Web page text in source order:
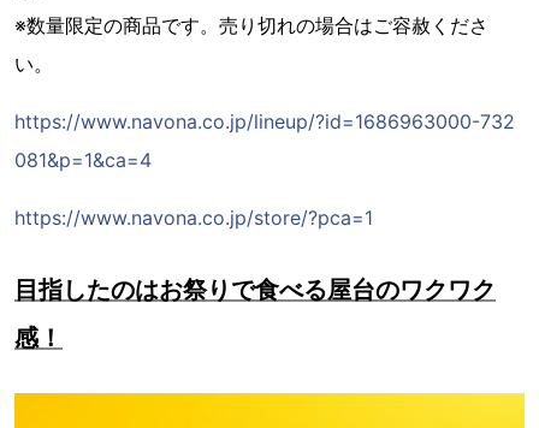
※数量限定の商品です。売り切れの場合はご容赦くださ
い。
https://www.navona.co.jp/lineup/?id=1686963000-732
081&p=1&ca=4
https://www.navona.co.jp/store/?pca=1
目指したのはお祭りで食べる屋台のワクワク
感！